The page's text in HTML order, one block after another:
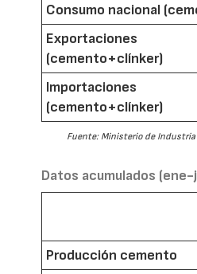
Consumo nacional
Exportaciones
(cemento+clínker)
Importaciones
(cemento+clínker)
Fuente: Ministerio de
Datos acumulados
Producción cemento